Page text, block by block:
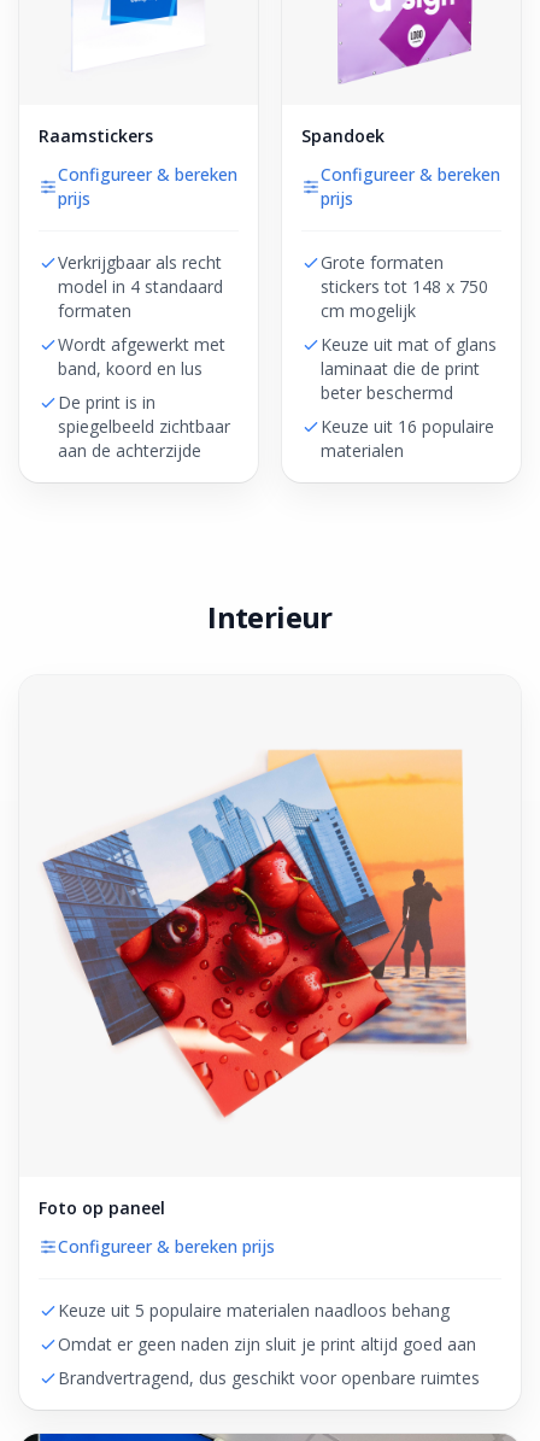
Raamstickers
Configureer & bereken
prijs
Verkrijgbaar als recht
model in 4 standaard
formaten
Wordt afgewerkt met
band, koord en lus
De print is in
spiegelbeeld zichtbaar
aan de achterzijde
Spandoek
Configureer & bereken
prijs
Grote formaten
stickers tot 148 x 750
cm mogelijk
Keuze uit mat of glans
laminaat die de print
beter beschermd
Keuze uit 16 populaire
materialen
Interieur
Foto op paneel
Configureer & bereken prijs
Keuze uit 5 populaire materialen naadloos behang
Omdat er geen naden zijn sluit je print altijd goed aan
Brandvertragend, dus geschikt voor openbare ruimtes